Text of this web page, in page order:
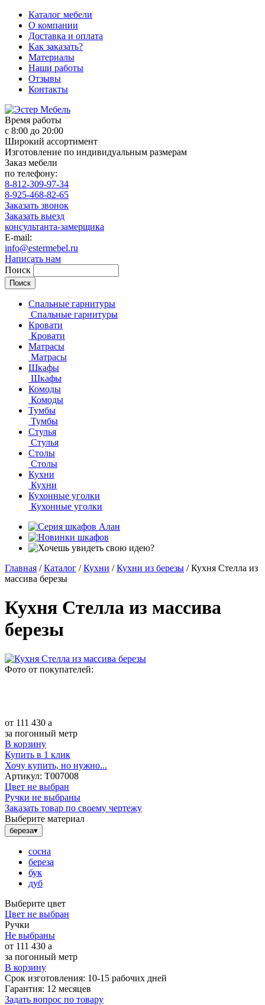
Каталог мебели
О компании
Доставка и оплата
Как заказать?
Материалы
Наши работы
Отзывы
Контакты
Время работы
с 8:00 до 20:00
Широкий ассортимент
Изготовление по индивидуальным размерам
Заказ мебели
по телефону:
8-812-309-97-34
8-925-468-82-65
Заказать звонок
Заказать выезд
консультанта-замерщика
E-mail:
info@estermebel.ru
Написать нам
Поиск
Спальные гарнитуры
Спальные гарнитуры
Кровати
Кровати
Матрасы
Матрасы
Шкафы
Шкафы
Комоды
Комоды
Тумбы
Тумбы
Стулья
Стулья
Столы
Столы
Кухни
Кухни
Кухонные уголки
Кухонные уголки
Главная / Каталог / Кухни / Кухни из березы / Кухня Стелла из
массива березы
Кухня Стелла из массива
березы
Фото от покупателей:
от 111 430 a
за погонный метр
В корзину
Купить в 1 клик
Хочу купить, но нужно...
Артикул: Т007008
Цвет не выбран
Ручки не выбраны
Заказать товар по своему чертежу
Выберите материал
береза▾
сосна
береза
бук
дуб
Выберите цвет
Цвет не выбран
Ручки
Не выбраны
от 111 430 a
за погонный метр
В корзину
Срок изготовления: 10-15 рабочих дней
Гарантия: 12 месяцев
Задать вопрос по товару